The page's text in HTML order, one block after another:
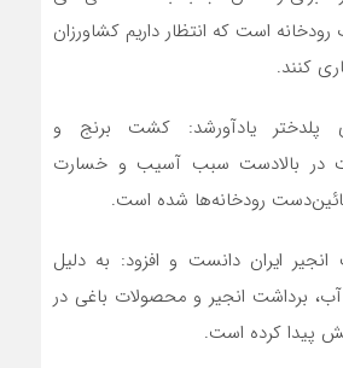
است که انتظار داریم کشاورزان
کنند.
پلدختر یادآورشد: کشت برنج و
در بالادست سبب آسیب و خسارت
رودخانه‌ها شده است.
ایران دانست و افزود: به دلیل
برداشت انجیر و محصولات باغی در
پیدا کرده است.